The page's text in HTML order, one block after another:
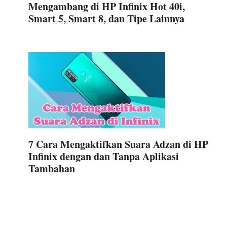
Mengambang di HP Infinix Hot 40i,
Smart 5, Smart 8, dan Tipe Lainnya
7 Cara Mengaktifkan Suara Adzan di HP
Infinix dengan dan Tanpa Aplikasi
Tambahan